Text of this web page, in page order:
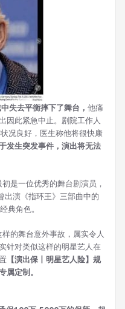
失去平衡摔下了舞台， 他痛
因此紧急中止。剧院工作人
况良好，医生称他将很快康
发生突发事件，演出将无法
是一位优秀的舞台剧演员，
出演《指环王》三部曲中的
典角色。
的舞台意外事故，属实令人
针对类似这样的明星艺人在
【演出保丨明星艺人险】规
属定制。